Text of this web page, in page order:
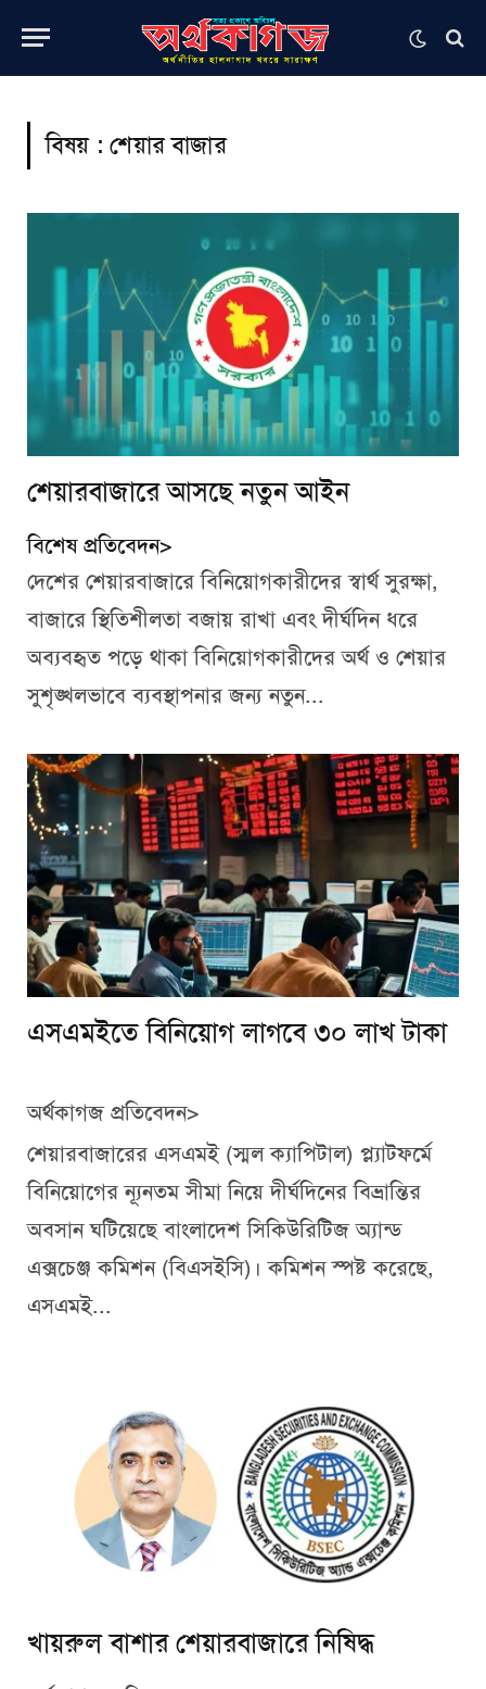
বিষয় :শেয়ার বাজার
শেয়ারবাজারে আসছে নতুন আইন
বিশেষ প্রতিবেদন>
দেশের শেয়ারবাজারে বিনিয়োগকারীদের স্বার্থ সুরক্ষা,
বাজারে স্থিতিশীলতা বজায় রাখা এবং দীর্ঘদিন ধরে
অব্যবহৃত পড়ে থাকা বিনিয়োগকারীদের অর্থ ও শেয়ার
সুশৃঙ্খলভাবে ব্যবস্থাপনার জন্য নতুন...
এসএমইতে বিনিয়োগ লাগবে ৩০ লাখ টাকা
অর্থকাগজ প্রতিবেদন>
শেয়ারবাজারের এসএমই (স্মল ক্যাপিটাল) প্ল্যাটফর্মে
বিনিয়োগের ন্যূনতম সীমা নিয়ে দীর্ঘদিনের বিভ্রান্তির
অবসান ঘটিয়েছে বাংলাদেশ সিকিউরিটিজ অ্যান্ড
এক্সচেঞ্জ কমিশন (বিএসইসি)। কমিশন স্পষ্ট করেছে,
এসএমই...
খায়রুল বাশার শেয়ারবাজারে নিষিদ্ধ